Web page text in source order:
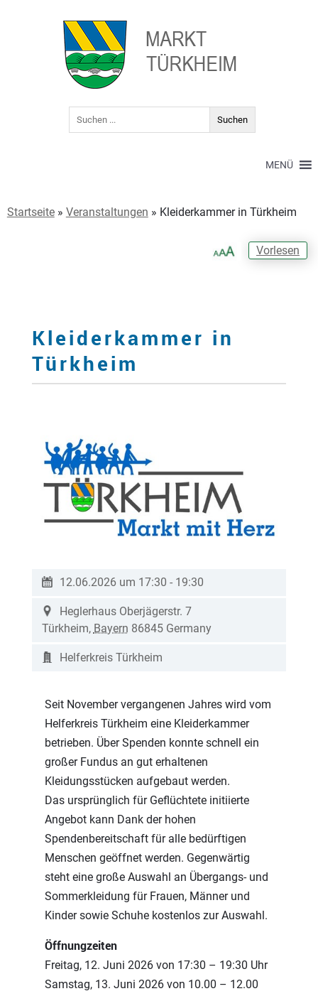
MENÜ
Startseite» Veranstaltungen » Kleiderkammer in Türkheim
Vorlesen
Kleiderkammer in
Türkheim
12.06.2026 um 17:30 - 19:30
Heglerhaus Oberjägerstr. 7
Türkheim, Bayern 86845 Germany
Helferkreis Türkheim
Seit November vergangenen Jahres wird vom
Helferkreis Türkheim eine Kleiderkammer
betrieben. Über Spenden konnte schnell ein
großer Fundus an gut erhaltenen
Kleidungsstücken aufgebaut werden.
Das ursprünglich für Geflüchtete initiierte
Angebot kann Dank der hohen
Spendenbereitschaft für alle bedürftigen
Menschen geöffnet werden. Gegenwärtig
steht eine große Auswahl an Übergangs- und
Sommerkleidung für Frauen, Männer und
Kinder sowie Schuhe kostenlos zur Auswahl.
Öffnungzeiten
Freitag, 12. Juni 2026 von 17:30 – 19:30 Uhr
Samstag, 13. Juni 2026 von 10.00 – 12.00